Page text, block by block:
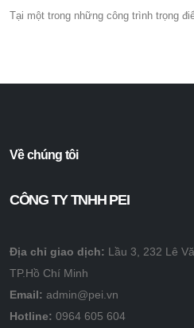
Tại một trong những công trình trọng
Về chúng tôi
CÔNG TY TNHH PEI
Địa chỉ giao dịch: Lầu 3, 232 Lê
TP.Hồ Chí Minh
Email: admin@pei.vn
Hotline: 0964 605 604